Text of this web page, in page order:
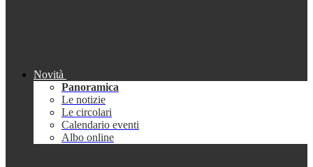
Novità
Panoramica
Le notizie
Le circolari
Calendario eventi
Albo online